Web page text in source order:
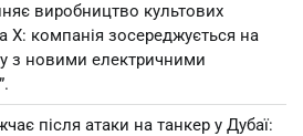
виробництво культових
X: компанія зосереджується на
з новими електричними
після атаки на танкер у Дубаї: